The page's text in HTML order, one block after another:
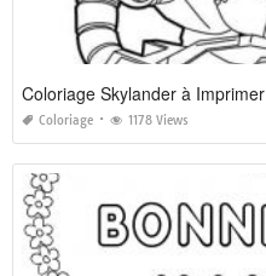
Coloriage Skylander à Imprimer
Coloriage 1178 Views